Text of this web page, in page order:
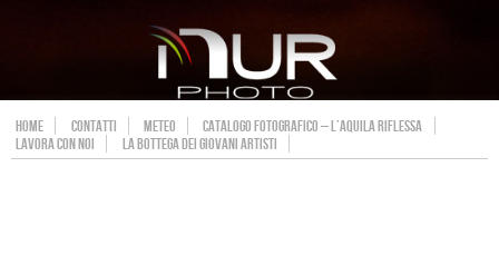
HOME CONTATTI METEO
CATALOGO FOTOGRAFICO – L’AQUILA RIFLESSA
LAVORA CON NOI
LA BOTTEGA DEI GIOVANI ARTISTI